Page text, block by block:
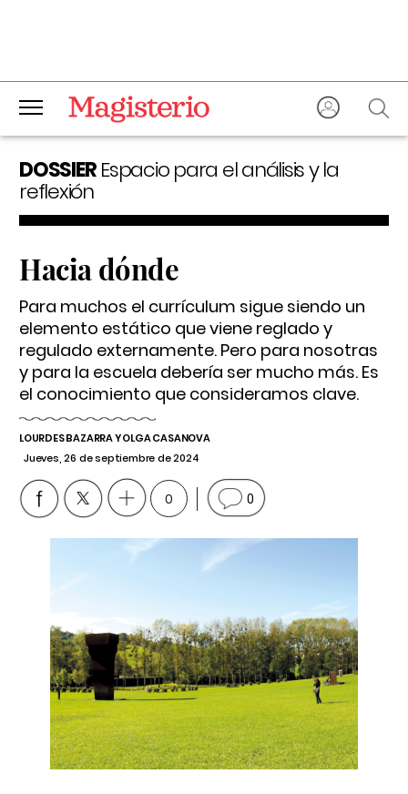
DOSSIEREspacio para el análisis y la
reflexión
Hacia dónde
Para muchos el currículum sigue siendo un
elemento estático que viene reglado y
regulado externamente. Pero para nosotras
y para la escuela debería ser mucho más. Es
el conocimiento que consideramos clave.
LOURDES BAZARRA Y OLGA CASANOVA
Jueves, 26 de septiembre de 2024
0 0